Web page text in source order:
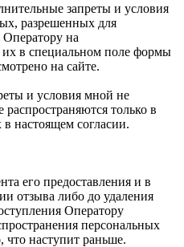
запреты и условия
разрешенных для
Оператору на
их в специальном поле формы
на сайте.
и условия мной не
только в
настоящем согласии.
его предоставления и в
отзыва либо до удаления
Оператору
персональных
что наступит раньше.